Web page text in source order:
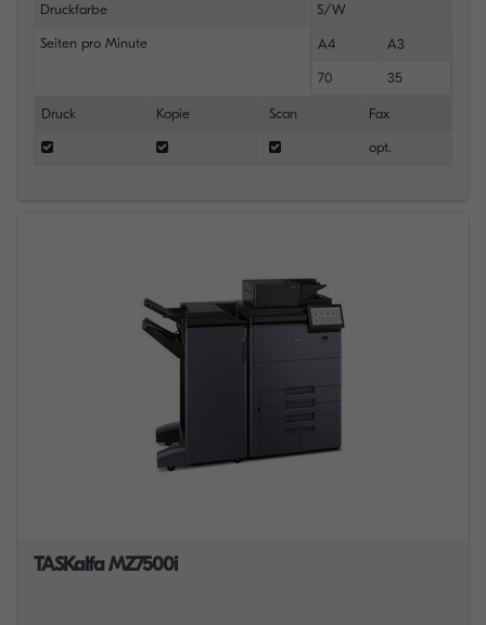
Druckfarbe S/W
Seiten pro Minute A4 A3
70 35
Druck Kopie Scan Fax
opt.
TASKalfa MZ7500i